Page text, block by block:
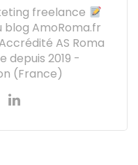
freelance
AmoRoma.fr
AS Roma
depuis 2019 -
(France)